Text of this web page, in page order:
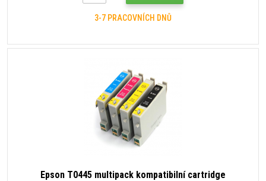
3-7 PRACOVNÍCH DNŮ
Epson T0445 multipack kompatibilní cartridge